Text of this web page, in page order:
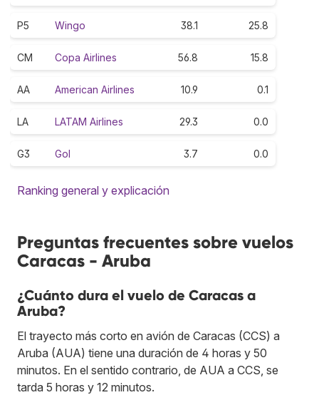
P5 Wingo 38.1 25.8
CM Copa Airlines 56.8 15.8
AA American Airlines 10.9 0.1
LA LATAM Airlines 29.3 0.0
G3 Gol 3.7 0.0
Ranking general y explicación
Preguntas frecuentes sobre vuelos
Caracas - Aruba
¿Cuánto dura el vuelo de Caracas a
Aruba?
El trayecto más corto en avión de Caracas (CCS) a
Aruba (AUA) tiene una duración de 4 horas y 50
minutos. En el sentido contrario, de AUA a CCS, se
tarda 5 horas y 12 minutos.